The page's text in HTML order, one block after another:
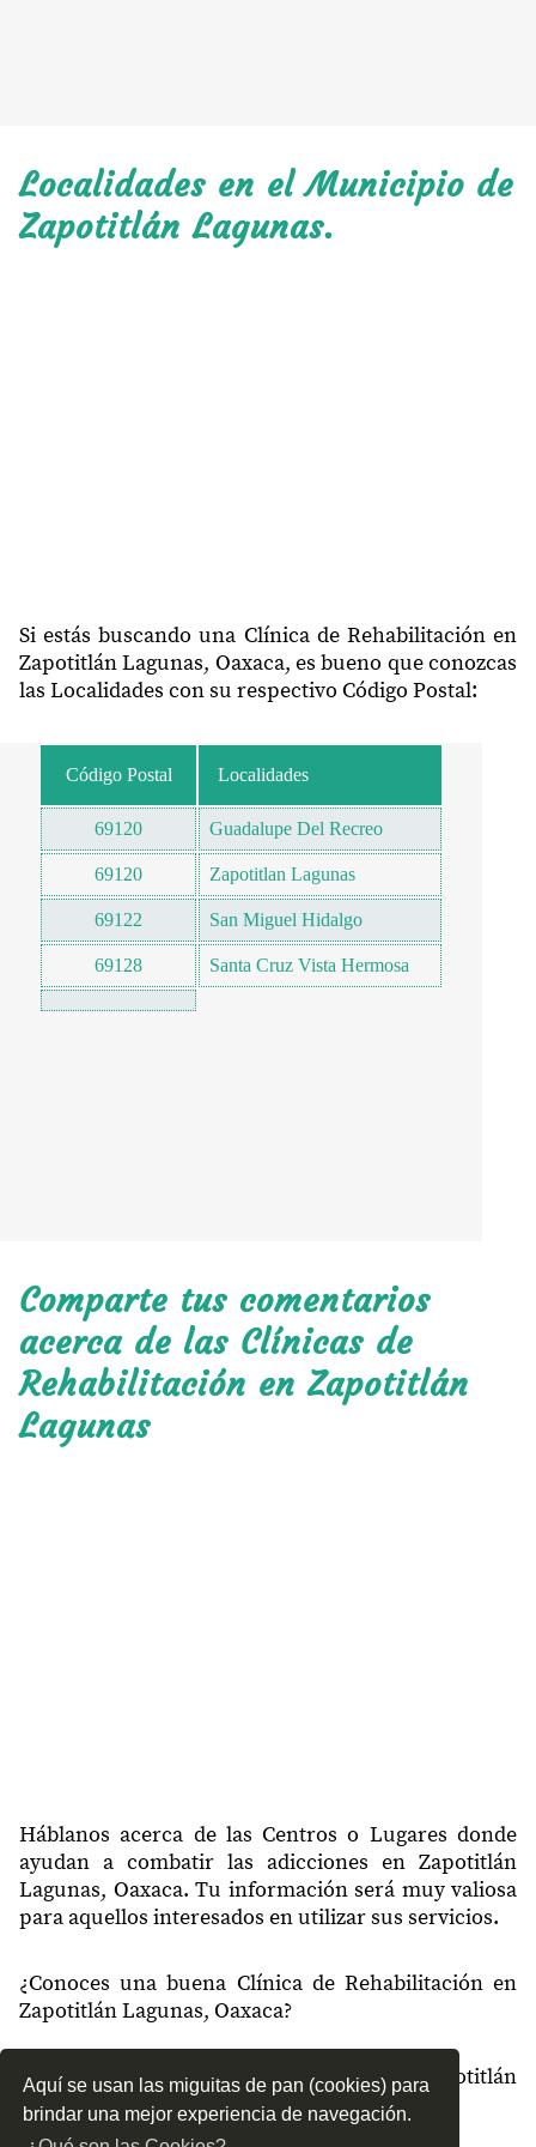
Aquí se usan las miguitas de pan (cookies) para
brindar una mejor experiencia de navegación.
Localidades en el Municipio de
Zapotitlán Lagunas.
Si estás buscando una Clínica de Rehabilitación en
Zapotitlán Lagunas, Oaxaca, es bueno que conozcas
las Localidades con su respectivo Código Postal:
Código Postal Localidades
69120 Guadalupe Del Recreo
69120 Zapotitlan Lagunas
69122 San Miguel Hidalgo
69128 Santa Cruz Vista Hermosa
Comparte tus comentarios
acerca de las Clínicas de
Rehabilitación en Zapotitlán
Lagunas
Háblanos acerca de las Centros o Lugares donde
ayudan a combatir las adicciones en Zapotitlán
Lagunas, Oaxaca. Tu información será muy valiosa
para aquellos interesados en utilizar sus servicios.
¿Conoces una buena Clínica de Rehabilitación en
Zapotitlán Lagunas, Oaxaca?
¿Qué tipo de tratamientos conoces en Zapotitlán
Lagunas, Oaxaca?